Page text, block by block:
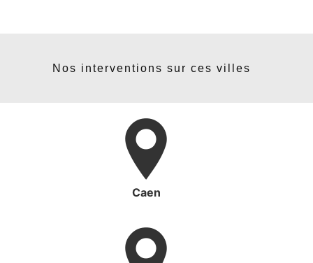
Nos interventions sur ces villes
Caen